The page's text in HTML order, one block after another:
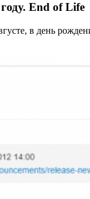
End of Life
в день